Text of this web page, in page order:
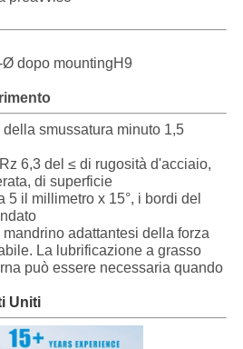
Ø dopo mountingH9
smussatura minuto 1,5
6,3 del ≤ di rugosità d'acciaio,
di superficie
5 il millimetro x 15°, i bordi del
adattantesi della forza
La lubrificazione a grasso
può essere necessaria quando
Uniti